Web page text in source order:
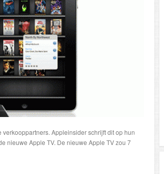
Appleinsider schrijft dit op hun
nieuwe Apple TV. De nieuwe Apple TV zou 7